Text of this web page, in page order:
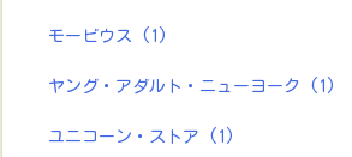
モービウス (1)
ヤング・アダルト・ニューヨーク (1)
ユニコーン・ストア (1)